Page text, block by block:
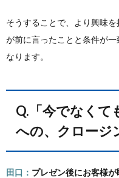
そうすることで、より興味
が前に言ったことと条件が
なります。
Q.「今でなくてもいい」というお客様
への、クロージ
田口： プレゼン後にお客様